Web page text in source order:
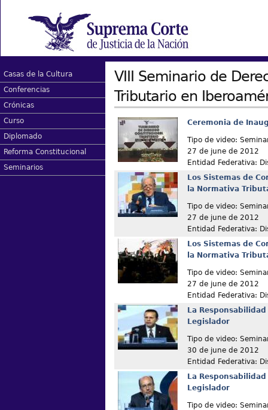
Casas de la Cultura
Conferencias
Crónicas
Curso
Diplomado
Reforma Constitucional
Seminarios
VIII Seminario de
Tributario en
Ceremonia de
Tipo de video:
27 de june de 2012
Entidad Federativa:
Los Sistemas de
la Normativa
Tipo de video:
27 de june de 2012
Entidad Federativa:
Los Sistemas de
la Normativa
Tipo de video:
27 de june de 2012
Entidad Federativa:
La
Legislador
Tipo de video:
30 de june de 2012
Entidad Federativa:
La
Legislador
Tipo de video: